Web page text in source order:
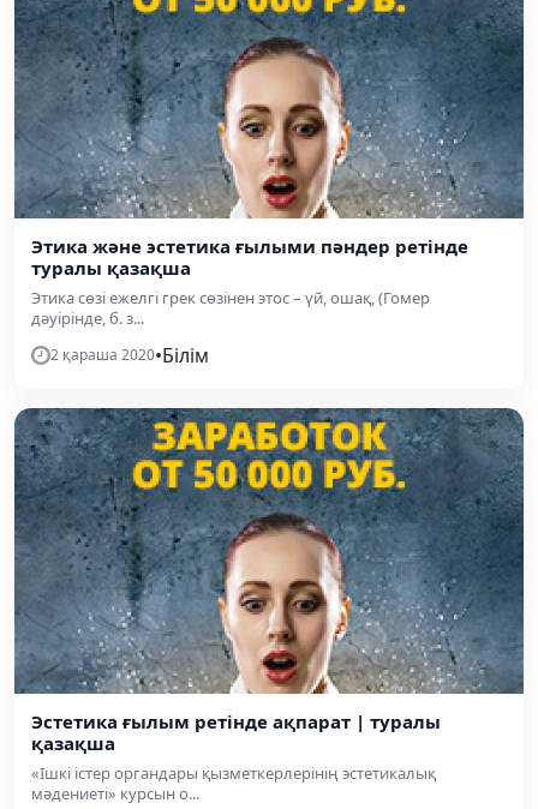
Этика және эстетика ғылыми пәндер ретінде
туралы қазақша
Этика сөзі ежелгі грек сөзінен этос – үй, ошақ, (Гомер
дәуірінде, б. з...
2 қараша 2020•Білім
Эстетика ғылым ретінде ақпарат | туралы
қазақша
«Ішкі істер органдары қызметкерлерінің эстетикалық
мәдениеті» курсын о...